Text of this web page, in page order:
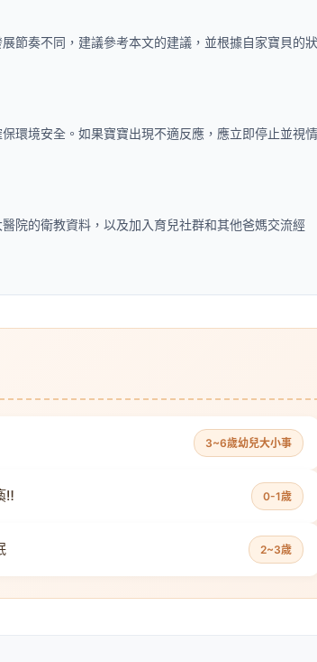
節奏不同，建議參考本文的建議，並根據自家寶貝的狀
環境安全。如果寶寶出現不適反應，應立即停止並視情
院的衛教資料，以及加入育兒社群和其他爸媽交流經
3~6歲幼兒大小事
‼ 0-1歲
2~3歲